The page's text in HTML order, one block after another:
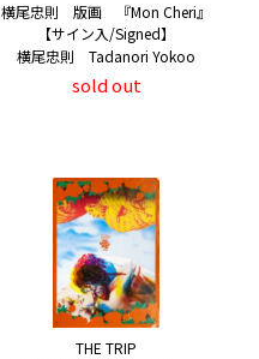
横尾忠則 版画 『Mon Cheri』
【サイン入/Signed】
横尾忠則 Tadanori Yokoo
sold out
THE TRIP